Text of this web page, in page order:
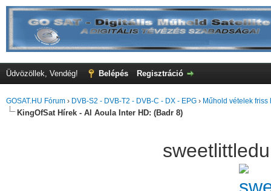
Üdvözöllek, Vendég! Belépés Regisztráció
GOSAT.HU Fórum › DVB-S2 - DVB-T2 - DVB-C - DX - EPG › Műhold vételek friss
KingOfSat Hírek - Al Aoula Inter HD: (Badr 8)